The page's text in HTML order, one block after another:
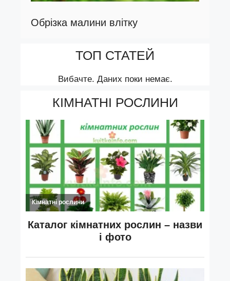
Обрізка малини влітку
ТОП СТАТЕЙ
Вибачте. Даних поки немає.
КІМНАТНІ РОСЛИНИ